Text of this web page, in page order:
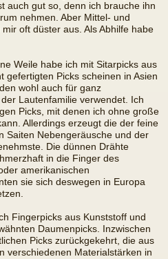
auch gut so, denn ich brauche ihn
nehmen. Aber Mittel- und
oft düster aus. Als Abhilfe habe
Weile habe ich mit Sitarpicks aus
gefertigten Picks scheinen in Asien
wohl auch für ganz
Lautenfamilie verwendet. Ich
Picks, mit denen ich ohne große
Allerdings erzeugt die der feine
Saiten Nebengeräusche und der
Die dünnen Drähte
in die Finger des
amerikanischen
sie sich deswegen in Europa
Fingerpicks aus Kunststoff und
Daumenpicks. Inzwischen
Picks zurückgekehrt, die aus
verschiedenen Materialstärken in